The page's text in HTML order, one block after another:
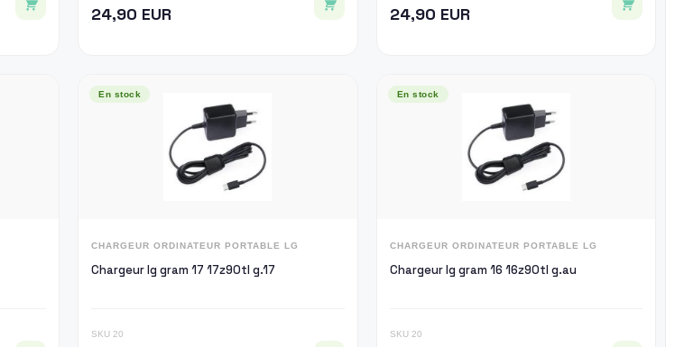
24,90 EUR 24,90 EUR
En stock
CHARGEUR ORDINATEUR PORTABLE LG
Chargeur lg gram 17 17z90tl g.17
SKU 20
En stock
CHARGEUR ORDINATEUR PORTABLE LG
Chargeur lg gram 16 16z90tl g.au
SKU 20